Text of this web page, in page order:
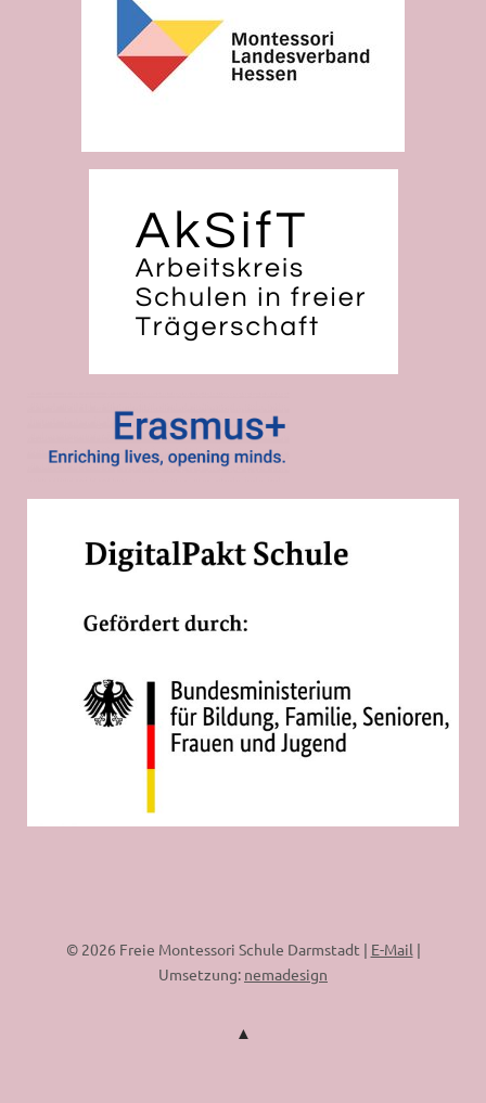
© 2026 Freie Montessori Schule Darmstadt | E-Mail |
Umsetzung: nemadesign